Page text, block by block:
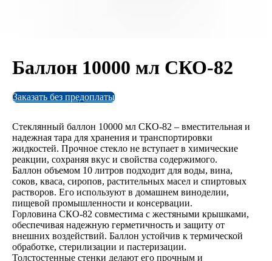
Баллон 10000 мл СКО-82
Заказать без предоплаты
Стеклянный баллон 10000 мл СКО-82 – вместительная и
надежная тара для хранения и транспортировки
жидкостей. Прочное стекло не вступает в химические
реакции, сохраняя вкус и свойства содержимого.
Баллон объемом 10 литров подходит для воды, вина,
соков, кваса, сиропов, растительных масел и спиртовых
растворов. Его используют в домашнем виноделии,
пищевой промышленности и консервации.
Горловина СКО-82 совместима с жестяными крышками,
обеспечивая надежную герметичность и защиту от
внешних воздействий. Баллон устойчив к термической
обработке, стерилизации и пастеризации.
Толстостенные стенки делают его прочным и